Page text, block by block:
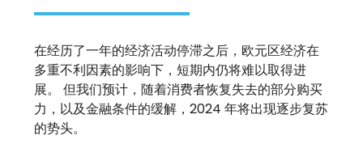
在经历了一年的经济活动停滞之后，欧元区经济在
多重不利因素的影响下，短期内仍将难以取得进
展。 但我们预计，随着消费者恢复失去的部分购买
力，以及金融条件的缓解，2024 年将出现逐步复苏
的势头。